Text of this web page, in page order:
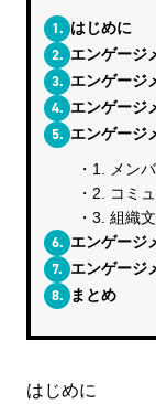
1. はじめに
2. エンゲージ
3. エンゲージ
4. エンゲージ
5. エンゲージ
1. メン
2. コミ
3. 組織
6. エンゲージ
7. エンゲージ
8. まとめ
はじめに